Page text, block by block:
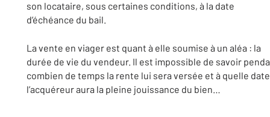
son locataire, sous certaines conditions, à la date
d’échéance du bail.
La vente en viager est quant à elle soumise à un aléa : la
durée de vie du vendeur. Il est impossible de savoir
combien de temps la rente lui sera versée et à quelle date
l’acquéreur aura la pleine jouissance du bien…